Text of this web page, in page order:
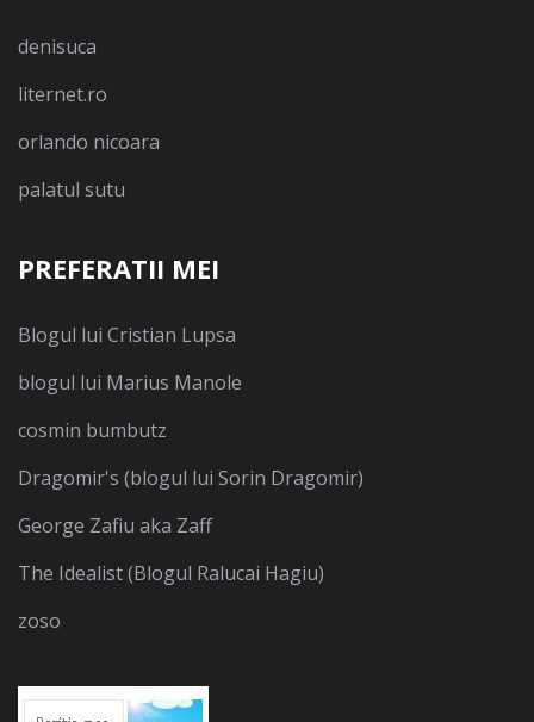
denisuca
liternet.ro
orlando nicoara
palatul sutu
PREFERATII MEI
Blogul lui Cristian Lupsa
blogul lui Marius Manole
cosmin bumbutz
Dragomir's (blogul lui Sorin Dragomir)
George Zafiu aka Zaff
The Idealist (Blogul Ralucai Hagiu)
zoso